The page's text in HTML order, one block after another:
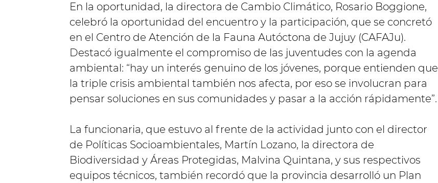
En la oportunidad, la directora de Cambio Climático, Rosario Boggione,
celebró la oportunidad del encuentro y la participación, que se concretó
en el Centro de Atención de la Fauna Autóctona de Jujuy (CAFAJu).
Destacó igualmente el compromiso de las juventudes con la agenda
ambiental: “hay un interés genuino de los jóvenes, porque entienden que
la triple crisis ambiental también nos afecta, por eso se involucran para
pensar soluciones en sus comunidades y pasar a la acción rápidamente”.
La funcionaria, que estuvo al frente de la actividad junto con el director
de Políticas Socioambientales, Martín Lozano, la directora de
Biodiversidad y Áreas Protegidas, Malvina Quintana, y sus respectivos
equipos técnicos, también recordó que la provincia desarrolló un Plan